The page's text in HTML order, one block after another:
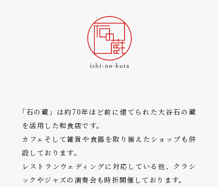
｢石の蔵」は約70年ほど前に建てられた大谷石の蔵
を活用した和食店です。
カフェそして雑貨や食器を取り揃えたショップも併
設しております。
レストランウェディングに対応している他、クラシ
ックやジャズの演奏会も時折開催しております。